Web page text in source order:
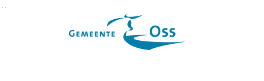
Ga naar de inhoud van deze pagina